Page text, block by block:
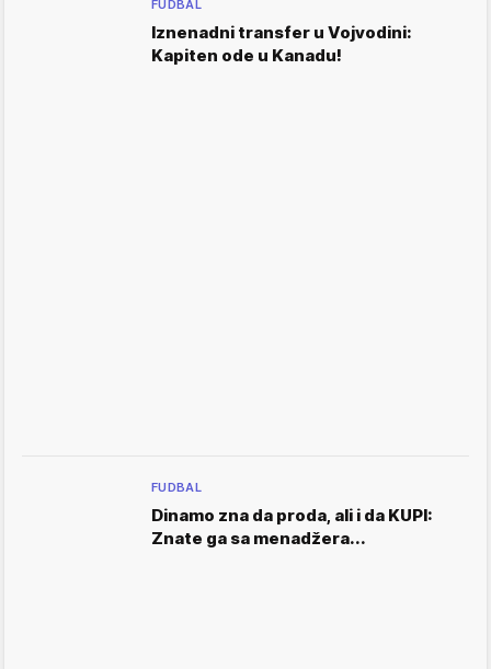
FUDBAL
Iznenadni transfer u Vojvodini:
Kapiten ode u Kanadu!
FUDBAL
Dinamo zna da proda, ali i da KUPI:
Znate ga sa menadžera...